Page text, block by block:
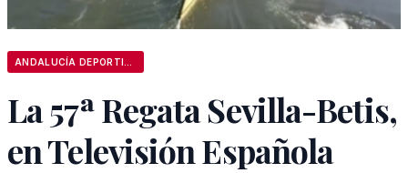
La 57ª Regata Sevilla-Betis,
en Televisión Española